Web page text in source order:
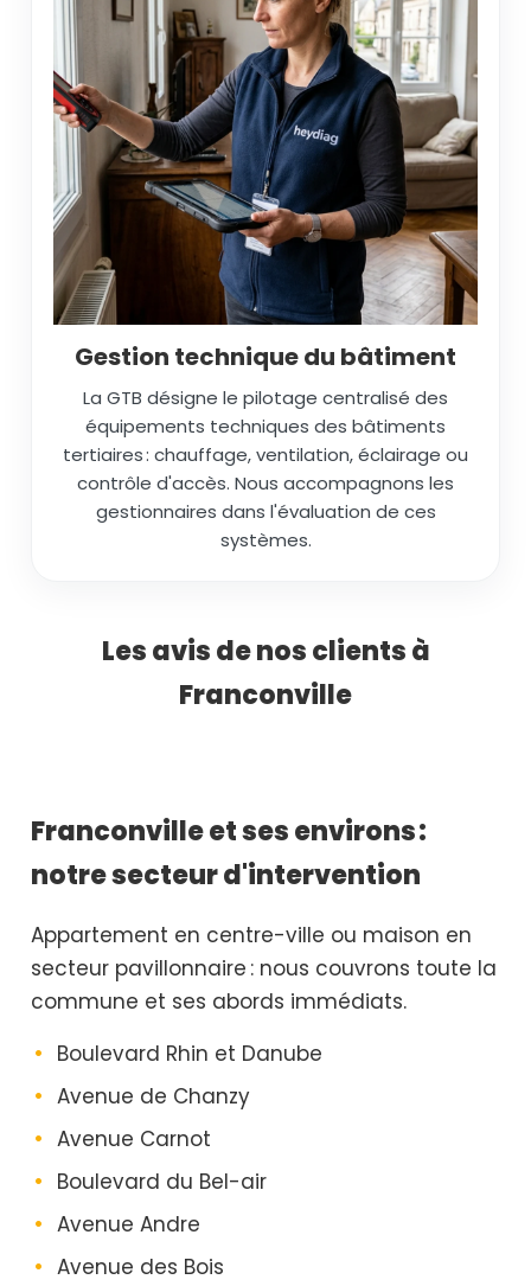
Gestion technique du bâtiment
La GTB désigne le pilotage centralisé des
équipements techniques des bâtiments
tertiaires : chauffage, ventilation, éclairage ou
contrôle d'accès. Nous accompagnons les
gestionnaires dans l'évaluation de ces
systèmes.
Les avis de nos clients à
Franconville
Franconville et ses environs :
notre secteur d'intervention
Appartement en centre-ville ou maison en
secteur pavillonnaire : nous couvrons toute la
commune et ses abords immédiats.
Boulevard Rhin et Danube
Avenue de Chanzy
Avenue Carnot
Boulevard du Bel-air
Avenue Andre
Avenue des Bois